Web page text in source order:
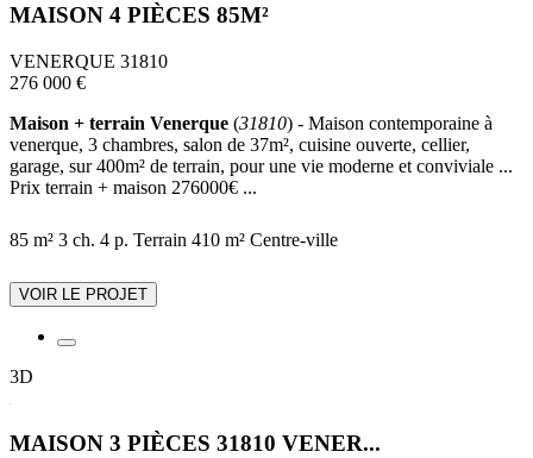
MAISON 4 PIÈCES 85M²
VENERQUE 31810
276 000 €
Maison + terrain Venerque (31810) - Maison contemporaine à
venerque, 3 chambres, salon de 37m², cuisine ouverte, cellier,
garage, sur 400m² de terrain, pour une vie moderne et conviviale ...
Prix terrain + maison 276000€ ...
85 m² 3 ch. 4 p. Terrain 410 m² Centre-ville
VOIR LE PROJET
3D
MAISON 3 PIÈCES 31810 VENER...